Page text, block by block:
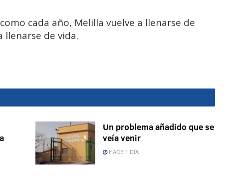
cada año, Melilla vuelve a llenarse de
llenarse de vida.
Un problema añadido que se
veía venir
HACE 1 DÍA